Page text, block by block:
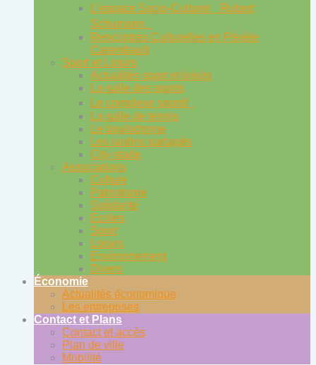
L’espace Socio-Culturel Robert
Schumann
Rencontres Culturelles en Pévèle
Carembault
Sport et Loisirs
Actualités sport et loisirs
La salle des sports
Le complexe sportif
La salle de tennis
Le boulodrome
Les jardins partagés
City-stade
Associations
Culture
Patriotisme
Solidarité
Ecoles
Sport
Loisirs
Environnement
Divers
Économie
Actualités économique
Les entreprises
Contact et Plans
Contact et accès
Plan de ville
Mobilité